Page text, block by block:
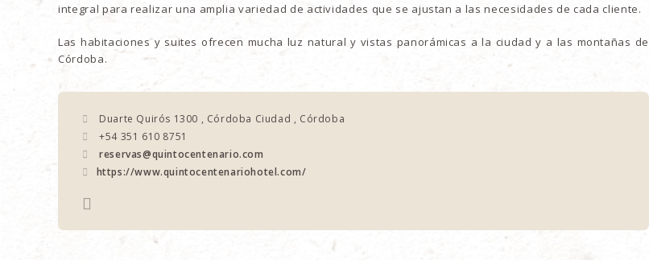
integral para realizar una amplia variedad de actividades que se ajustan a las necesidades de cada cliente.
Las habitaciones y suites ofrecen mucha luz natural y vistas panorámicas a la ciudad y a las montañas de
Córdoba.
Duarte Quirós 1300 , Córdoba Ciudad , Córdoba
+54 351 610 8751
reservas@quintocentenario.com
https://www.quintocentenariohotel.com/